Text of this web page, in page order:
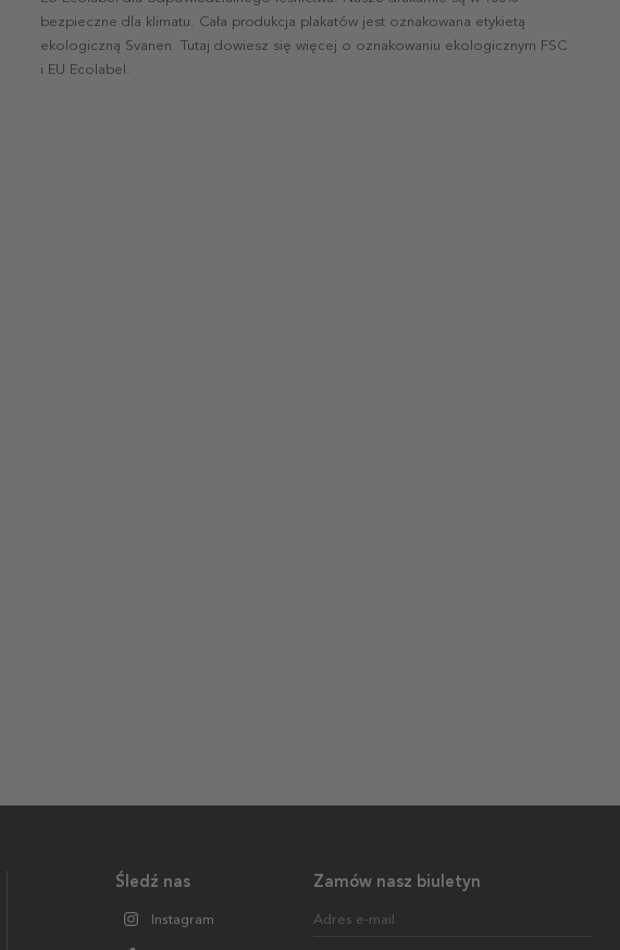
bezpieczne dla klimatu. Cała produkcja plakatów jest oznakowana etykietą
ekologiczną Svanen. Tutaj dowiesz się więcej o oznakowaniu ekologicznym FSC
i EU Ecolabel.
Zamów nasz biuletyn
Adres e-mail
Śledź nas
Instagram